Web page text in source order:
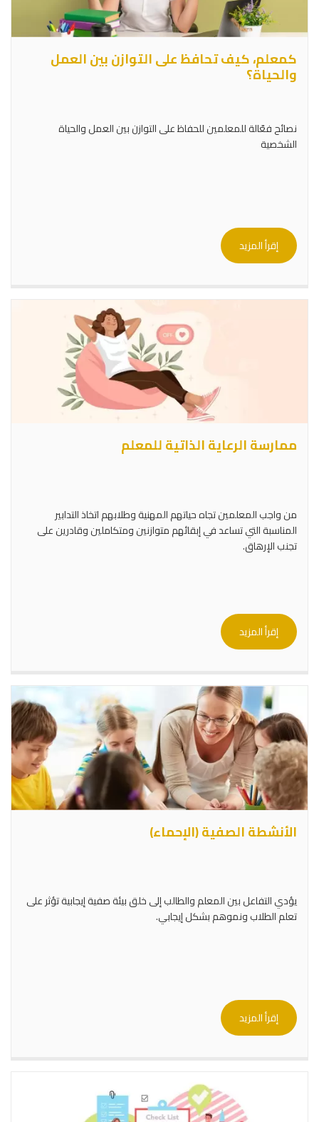
كمعلم، كيف تحافظ على التوازن بين العمل
والحياة؟
نصائح فعّالة للمعلمين للحفاظ على التوازن بين العمل والحياة
الشخصية
إقرأ المزيد
ممارسة الرعاية الذاتية للمعلم
من واجب المعلمين تجاه حياتهم المهنية وطلابهم اتخاذ التدابير
المناسبة التي تساعد في إبقائهم متوازنين ومتكاملين وقادرين على
تجنب الإرهاق.
إقرأ المزيد
الأنشطة الصفية (الإحماء)
يؤدي التفاعل بين المعلم والطالب إلى خلق بيئة صفية إيجابية تؤثر على
تعلم الطلاب ونموهم بشكل إيجابي.
إقرأ المزيد